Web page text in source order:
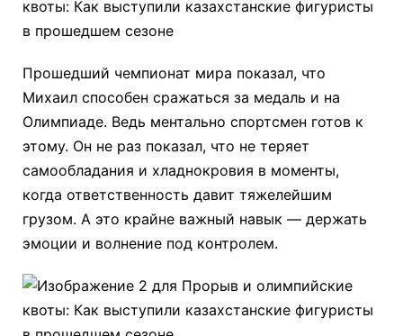
Прошедший чемпионат мира показал, что
Михаил способен сражаться за медаль и на
Олимпиаде. Ведь ментально спортсмен готов к
этому. Он не раз показал, что не теряет
самообладания и хладнокровия в моменты,
когда ответственность давит тяжелейшим
грузом. А это крайне важный навык — держать
эмоции и волнение под контролем.